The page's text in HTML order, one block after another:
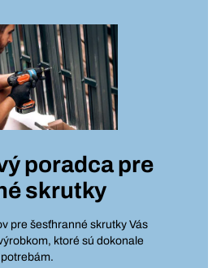
poradca pre
skrutky
pre šesťhranné skrutky Vás
ktoré sú dokonale